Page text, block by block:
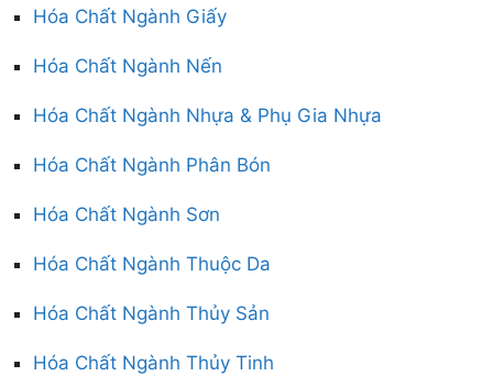
Hóa Chất Ngành Giấy
Hóa Chất Ngành Nến
Hóa Chất Ngành Nhựa & Phụ Gia Nhựa
Hóa Chất Ngành Phân Bón
Hóa Chất Ngành Sơn
Hóa Chất Ngành Thuộc Da
Hóa Chất Ngành Thủy Sản
Hóa Chất Ngành Thủy Tinh